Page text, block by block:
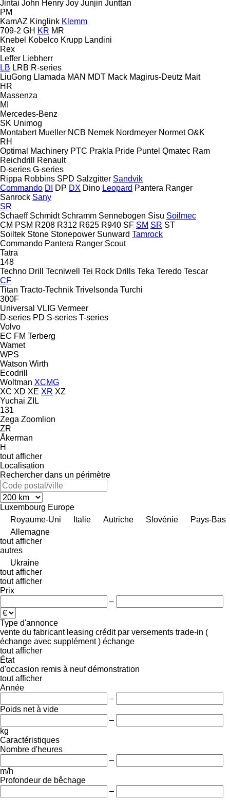
Jintai John Henry Joy Junjin Junttan
PM
KamAZ Kinglink Klemm
709-2 GH KR MR
Knebel Kobelco Krupp Landini
Rex
Leffer Liebherr
LB LRB R-series
LiuGong Llamada MAN MDT Mack Magirus-Deutz Mait
HR
Massenza
MI
Mercedes-Benz
SK Unimog
Montabert Mueller NCB Nemek Nordmeyer Normet O&K
RH
Optimal Machinery PTC Prakla Pride Puntel Qmatec Ram
Reichdrill
Renault
D-series G-series
Rippa Robbins SPD Salzgitter Sandvik
Commando DI DP DX Dino Leopard Pantera Ranger
Sanrock Sany
SR
Schaeff Schmidt Schramm Sennebogen Sisu Soilmec
CM PSM R208 R312 R625 R940 SF SM SR ST
Soiltek Stone Stonepower Sunward Tamrock
Commando Pantera Ranger Scout
Tatra
148
Techno Drill
Tecniwell Tei Rock Drills Teka Teredo Tescar
CF
Titan Tracto-Technik Trivelsonda Turchi
300F
Universal VLIG Vermeer
D-series PD S-series T-series
Volvo
EC FM Terberg
Wamet
WPS
Watson Wirth
Ecodrill
Woltman XCMG
XC XD XE XR XZ
Yuchai ZIL
131
Zega Zoomlion
ZR
Åkerman
H
tout afficher
Localisation
Rechercher dans un périmètre
Luxembourg Europe
Royaume-Uni
Italie Autriche Slovénie
Pays-Bas
Allemagne
tout afficher
autres
Ukraine
tout afficher
tout afficher
Prix
–
Type d'annonce
vente du fabricant leasing crédit par versements trade-in (
échange avec supplément ) échange
tout afficher
État
d'occasion remis à neuf démonstration
tout afficher
Année
–
Poids net à vide
–
kg
Caractéristiques
Nombre d'heures
–
m/h
Profondeur de bêchage
–